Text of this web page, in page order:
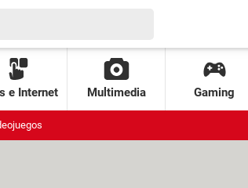
e Internet Multimedia Gaming